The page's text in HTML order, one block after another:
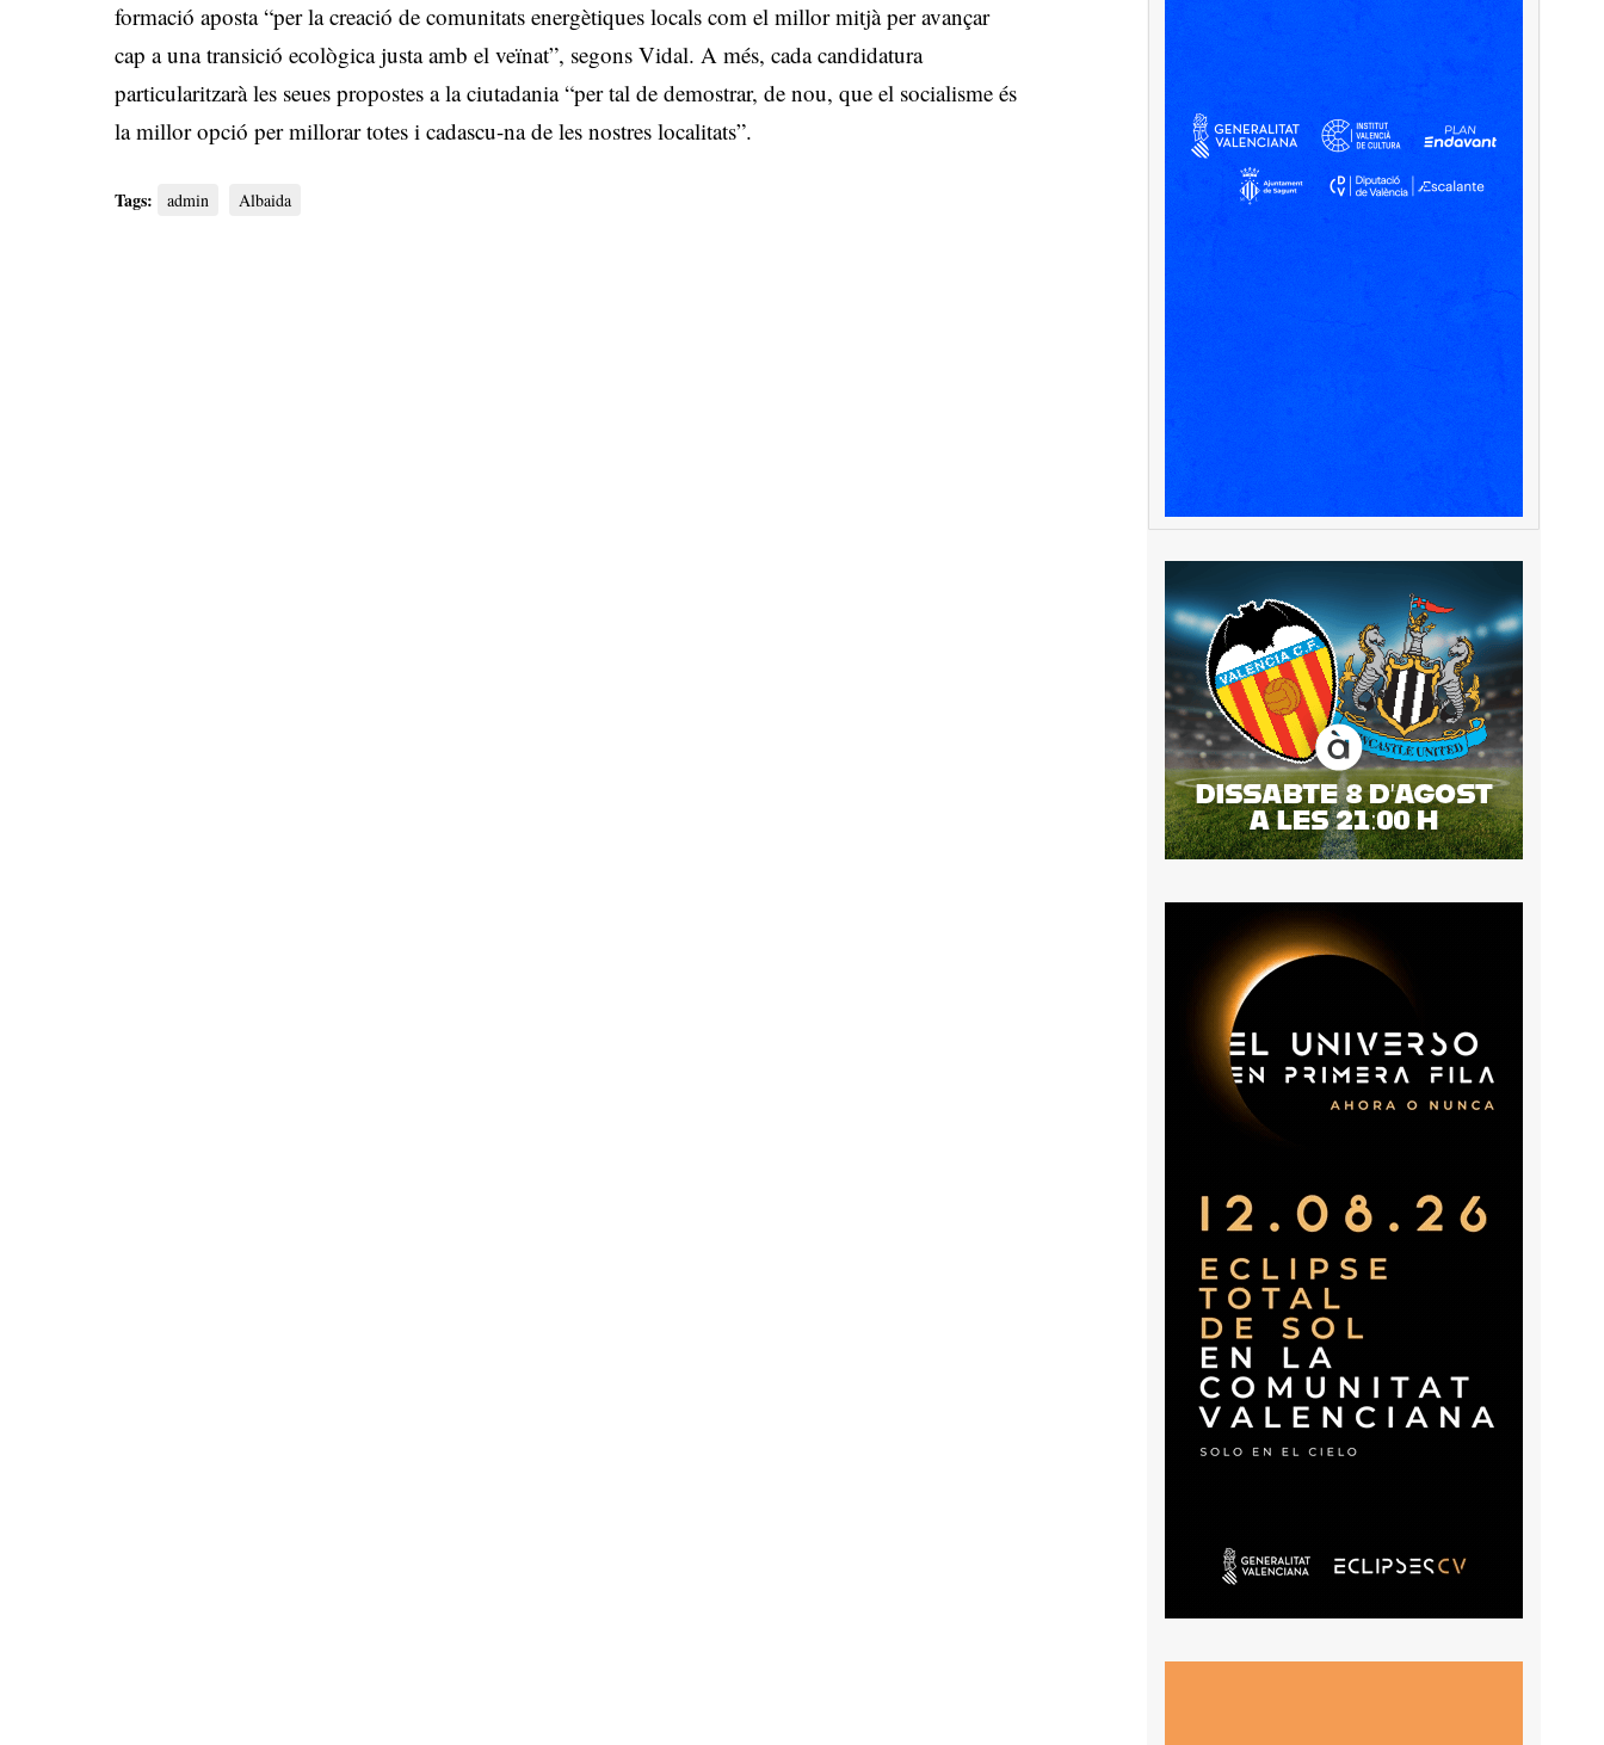
formació aposta “per la creació de comunitats energètiques locals com el millor mitjà per avançar
cap a una transició ecològica justa amb el veïnat”, segons Vidal. A més, cada candidatura
particularitzarà les seues propostes a la ciutadania “per tal de demostrar, de nou, que el socialisme és
la millor opció per millorar totes i cadascu-na de les nostres localitats”.
Tags: admin Albaida